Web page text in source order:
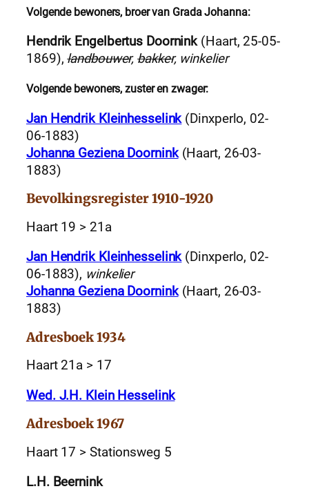
Volgende bewoners, broer van Grada Johanna:
Hendrik Engelbertus Doornink(Haart, 25-05-
1869),landbouwer,bakker, winkelier
Volgende bewoners, zuster en zwager:
Jan Hendrik Kleinhesselink(Dinxperlo, 02-
06-1883)
Johanna Geziena Doornink(Haart, 26-03-
1883)
Bevolkingsregister 1910-1920
Haart 19 > 21a
Jan Hendrik Kleinhesselink(Dinxperlo, 02-
06-1883), winkelier
Johanna Geziena Doornink(Haart, 26-03-
1883)
Adresboek 1934
Haart 21a > 17
Wed. J.H. Klein Hesselink
Adresboek 1967
Haart 17 > Stationsweg 5
L.H. Beernink